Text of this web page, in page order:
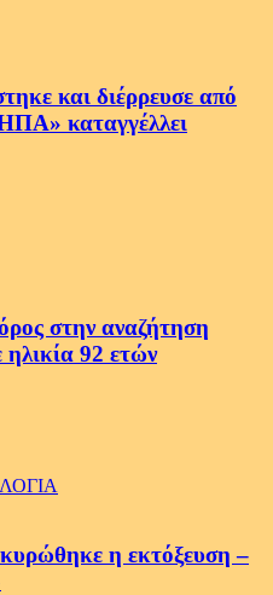
και διέρρευσε από
καταγγέλλει
στην αναζήτηση
ηλικία 92 ετών
η εκτόξευση –